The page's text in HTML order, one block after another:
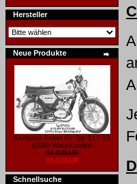
Hersteller
Neue Produkte
Komplett Paket für Typ 517-52
KS50 Watercooled
44,03EUR
33,02EUR
Schnellsuche